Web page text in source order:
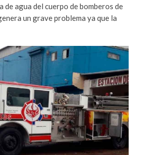
de agua del cuerpo de bomberos de
un grave problema ya que la